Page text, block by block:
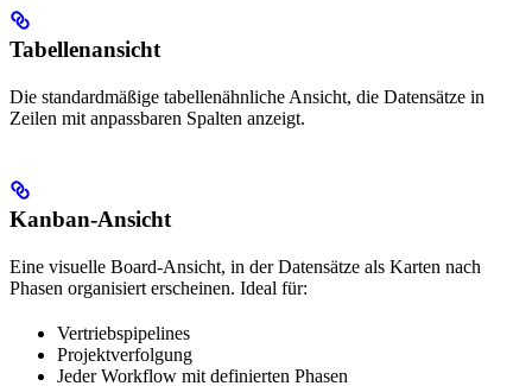
Tabellenansicht
Die standardmäßige tabellenähnliche Ansicht, die Datensätze in
Zeilen mit anpassbaren Spalten anzeigt.
Kanban-Ansicht
Eine visuelle Board-Ansicht, in der Datensätze als Karten nach
Phasen organisiert erscheinen. Ideal für:
Vertriebspipelines
Projektverfolgung
Jeder Workflow mit definierten Phasen